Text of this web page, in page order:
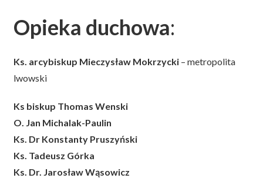
Opieka duchowa:
Ks. arcybiskup Mieczysław Mokrzycki – metropolita
lwowski
Ks biskup Thomas Wenski
O. Jan Michalak-Paulin
Ks. Dr Konstanty Pruszyński
Ks. Tadeusz Górka
Ks. Dr. Jarosław Wąsowicz